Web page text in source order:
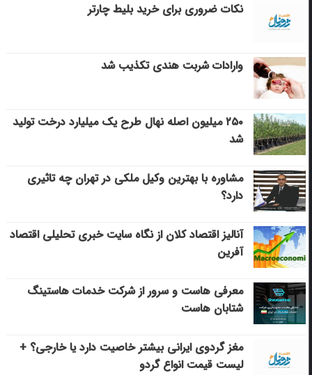
نکات ضروری برای خرید بلیط چارتر
وارادات شربت هندی تکذیب شد
۲۵۰ میلیون اصله نهال طرح یک میلیارد درخت تولید
شد
مشاوره با بهترین وکیل ملکی در تهران چه تاثیری
دارد؟
آنالیز اقتصاد کلان از نگاه سایت خبری تحلیلی اقتصاد
آفرین
معرفی هاست و سرور از شرکت خدمات هاستینگ
شتابان هاست
مغز گردوی ایرانی بیشتر خاصیت دارد یا خارجی؟ +
لیست قیمت انواع گردو